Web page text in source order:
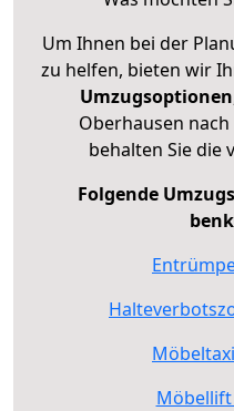
Um Ihnen bei der
zu helfen, bieten wir
Umzugsoptionen
Oberhausen
behalten Sie die
Folgende